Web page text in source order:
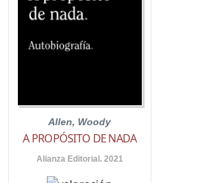
Allen, Woody
A PROPÓSITO DE NADA
Alianza Editorial. 2021